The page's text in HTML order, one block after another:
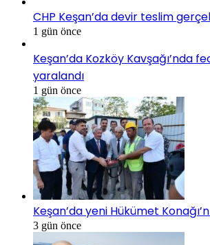
CHP Keşan’da devir teslim
1 gün önce
Keşan’da Kozköy Kavşağı’nda
yaralandı
1 gün önce
Keşan’da yeni Hükümet
3 gün önce